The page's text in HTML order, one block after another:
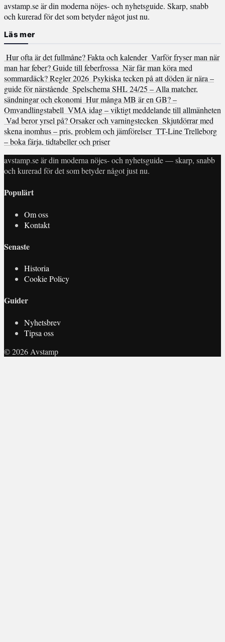
avstamp.se är din moderna nöjes- och nyhetsguide. Skarp, snabb
och kurerad för det som betyder något just nu.
Läs mer
Hur ofta är det fullmåne? Fakta och kalender Varför fryser man när
man har feber? Guide till feberfrossa När får man köra med
sommardäck? Regler 2026 Psykiska tecken på att döden är nära –
guide för närstående Spelschema SHL 24/25 – Alla matcher,
sändningar och ekonomi Hur många MB är en GB? –
Omvandlingstabell VMA idag – viktigt meddelande till allmänheten
Vad beror yrsel på? Orsaker och varningstecken Skjutdörrar med
skena inomhus – pris, problem och jämförelser TT-Line Trelleborg
– boka färja, tidtabeller och priser
avstamp.se är din moderna nöjes- och nyhetsguide — skarp, snabb
och kurerad för det som betyder något just nu.
Populärt
Om oss
Kontakt
Senaste
Historia
Cookie Policy
Guider
Nyhetsbrev
Tipsa oss
© 2026 Avstamp